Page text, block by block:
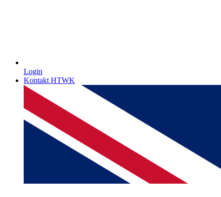
Login
Kontakt HTWK